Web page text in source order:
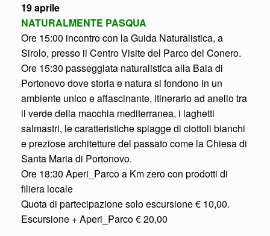
19 aprile
NATURALMENTE PASQUA
Ore 15:00 incontro con la Guida Naturalistica, a
Sirolo, presso il Centro Visite del Parco del Conero.
Ore 15:30 passeggiata naturalistica alla Baia di
Portonovo dove storia e natura si fondono in un
ambiente unico e affascinante, itinerario ad anello tra
il verde della macchia mediterranea, i laghetti
salmastri, le caratteristiche spiagge di ciottoli bianchi
e preziose architetture del passato come la Chiesa di
Santa Maria di Portonovo.
Ore 18:30 Aperi_Parco a Km zero con prodotti di
filiera locale
Quota di partecipazione solo escursione € 10,00.
Escursione + Aperi_Parco € 20,00